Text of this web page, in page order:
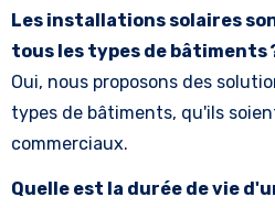
Les installations solaires
tous les types de bâtiments
Oui, nous proposons des
types de bâtiments, qu'ils
commerciaux.
Quelle est la durée de vie